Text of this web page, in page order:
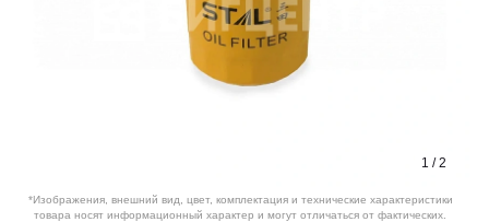
1 /2
*Изображения, внешний вид, цвет, комплектация и технические характеристики
товара носят информационный характер и могут отличаться от фактических.